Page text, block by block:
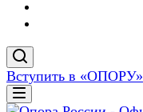
Вступить в «ОПОРУ»